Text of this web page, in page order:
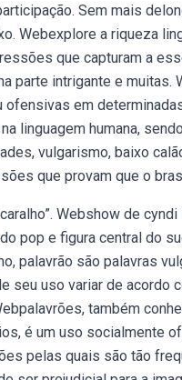
Sem mais
Webexplore a riqueza
que capturam a
parte intrigante e
em
linguagem humana,
vulgarismo, baixo
que provam que o
Webshow de
pop e figura central do
palavrão são palavras
seu uso variar de acordo
também
é um uso socialmente
pelas quais são tão